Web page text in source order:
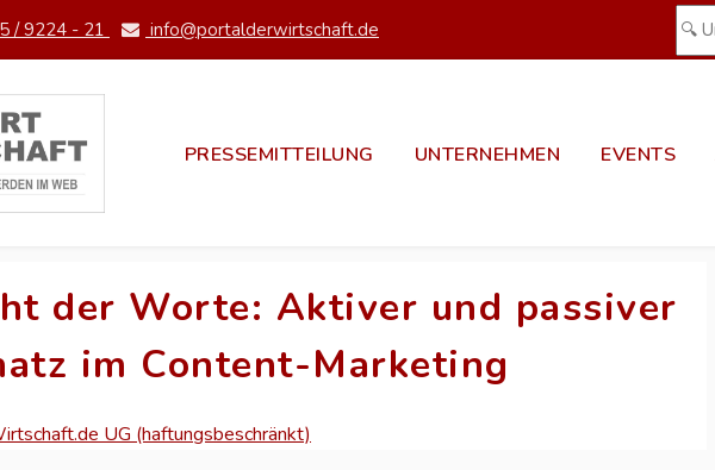
/ 9224 - 21 info@portalderwirtschaft.de
PRESSEMITTEILUNG UNTERNEHMEN EVENTS
der Worte: Aktiver und passiver
im Content-Marketing
UG (haftungsbeschränkt)